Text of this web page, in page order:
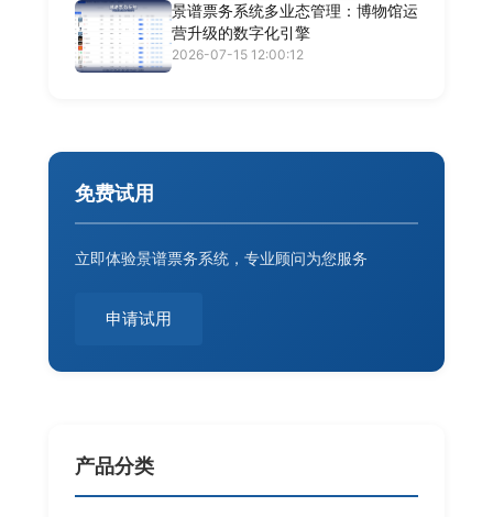
景谱票务系统多业态管理：博物馆运
营升级的数字化引擎
2026-07-15 12:00:12
免费试用
立即体验景谱票务系统，专业顾问为您服务
申请试用
产品分类